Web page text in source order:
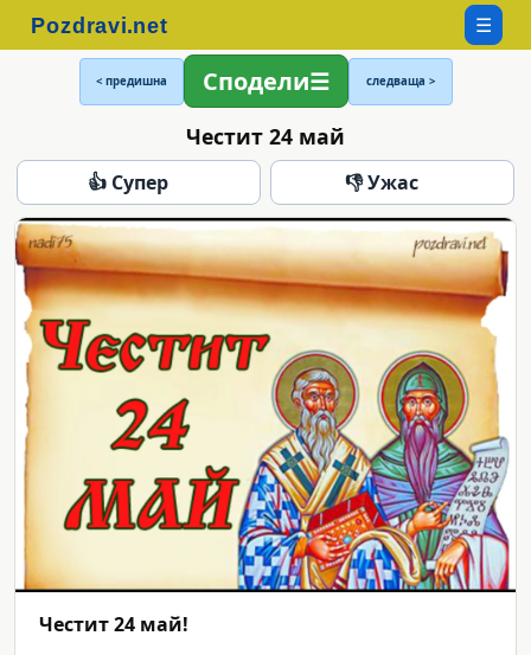
☰
< предишна Сподели следваща >
Честит 24 май
👍 Супер 👎 Ужас
Честит 24 май!